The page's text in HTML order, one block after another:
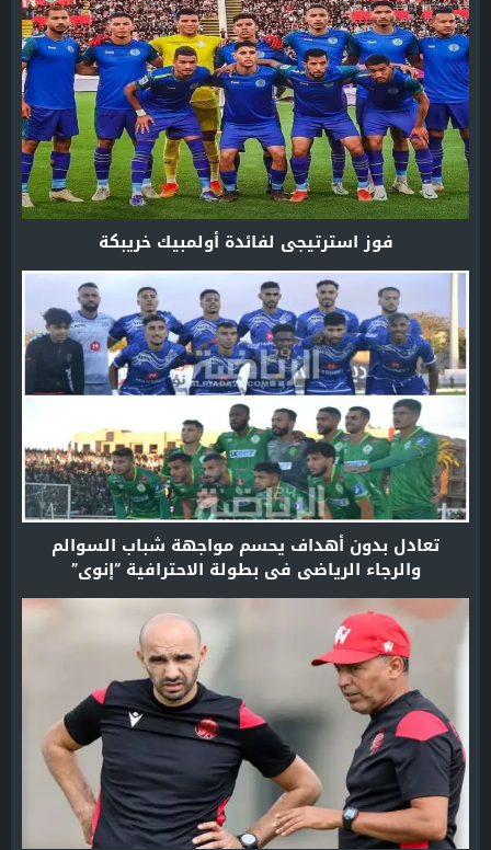
فوز استرتيجي لفائدة أولمبيك خريبكة
تعادل بدون أهداف يحسم مواجهة شباب السوالم
والرجاء الرياضي في بطولة الاحترافية “إنوي”